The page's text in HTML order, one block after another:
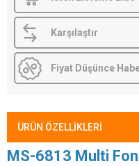
Karşılaştır
Fiyat Düşünce
ÜRÜN ÖZELLIKLERI
MS-6813 Multi